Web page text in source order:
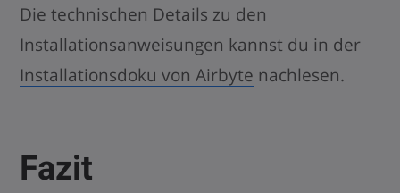
Die technischen Details zu den
Installationsanweisungen kannst du in der
Installationsdoku von Airbyte nachlesen.
Fazit